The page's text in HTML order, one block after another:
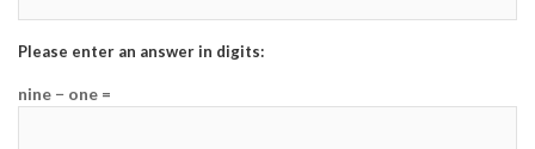
Please enter an answer in digits:
nine − one =